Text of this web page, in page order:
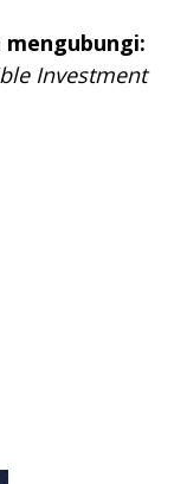
Investment